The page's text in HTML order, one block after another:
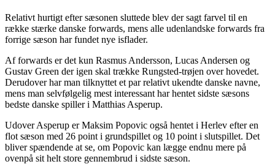
Relativt hurtigt efter sæsonen sluttede blev der sagt farvel til en
række stærke danske forwards, mens alle udenlandske forwards fra
forrige sæson har fundet nye isflader.
Af forwards er det kun Rasmus Andersson, Lucas Andersen og
Gustav Green der igen skal trække Rungsted-trøjen over hovedet.
Derudover har man tilknyttet et par relativt ukendte danske navne,
mens man selvfølgelig mest interessant har hentet sidste sæsons
bedste danske spiller i Matthias Asperup.
Udover Asperup er Maksim Popovic også hentet i Herlev efter en
flot sæson med 26 point i grundspillet og 10 point i slutspillet. Det
bliver spændende at se, om Popovic kan lægge endnu mere på
ovenpå sit helt store gennembrud i sidste sæson.